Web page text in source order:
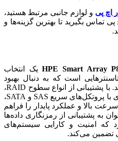
اچ پی و لوازم جانبی مرتبط هستید،
تماس بگیرید تا بهترین گزینه‌ها و
HPE Smart Arrayیک انتخاب
است که به دنبال بهبود
عملکرد ذخیره‌سازی خود هستند. با پشتیبانی از انواع سطوح RAID،
حافظه کش هوشمند و سازگاری با پروتکل‌های سریع SAS و SATA،
سرعت بالا و عملکرد پایدار را فراهم
به پشتیبانی از رمزنگاری داده‌ها
که امنیت و کارایی سیستم‌های
تضمین می‌کند.